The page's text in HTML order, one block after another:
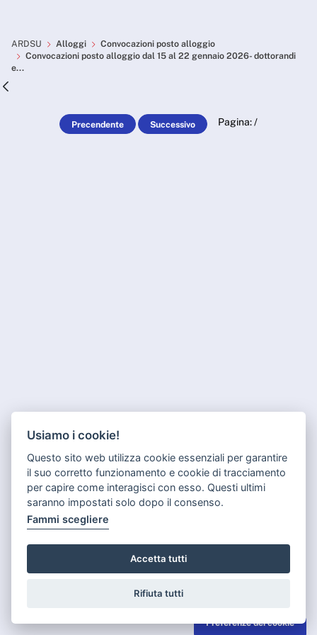
Convocazioni posto
ARDSU Alloggi
Convocazioni posto alloggio
Convocazioni posto alloggio dal 15 al 22 gennaio 2026- dottorandi
e...
Precendente Successivo Pagina:/
Usiamo i cookie!
Questo sito web utilizza cookie essenziali per garantire
il suo corretto funzionamento e cookie di tracciamento
per capire come interagisci con esso. Questi ultimi
saranno impostati solo dopo il consenso.
Fammi scegliere
Accetta tutti
Rifiuta tutti